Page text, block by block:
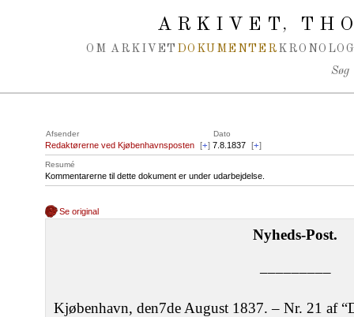
ARKIVET,
OM ARKIVET DOKUMENTER
Søg
Afsender Dato
Redaktørerne ved Kjøbenhavnsposten [+] 7.8.1837 [+]
Resumé
Kommentarerne til dette dokument er under udarbejdelse.
Se original
Nyheds-Post.
–––––––––
Kjøbenhavn, den7de August 1837. – Nr. 21 af